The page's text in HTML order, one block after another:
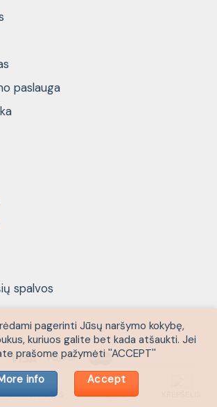
paslauga
spalvos
Virtuvės stalviršių spalvos
IŠPARDAVIMAS PASKYRA
pagerinti Jūsų naršymo kokybę,
kuriuos galite bet kada atšaukti. Jei
prašome pažymėti ''ACCEPT''
info
Accept